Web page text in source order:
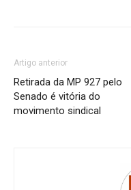
Artigo anterior
Retirada da MP 927 pelo
Senado é vitória do
movimento sindical